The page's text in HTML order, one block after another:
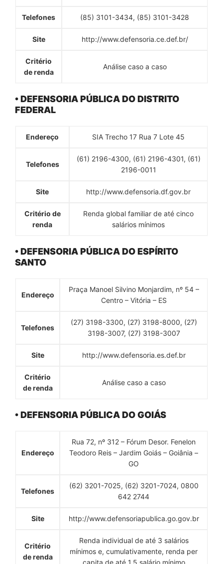
Telefones (85) 3101-3434, (85) 3101-3428
Site http://www.defensoria.ce.def.br/
Critério
de renda
Análise caso a caso
• DEFENSORIA PÚBLICA DO DISTRITO
FEDERAL
Endereço SIA Trecho 17 Rua 7 Lote 45
Telefones
(61) 2196-4300, (61) 2196-4301, (61)
2196-0011
Site http://www.defensoria.df.gov.br
Critério de
renda
Renda global familiar de até cinco
salários mínimos
• DEFENSORIA PÚBLICA DO ESPÍRITO
SANTO
Endereço
Praça Manoel Silvino Monjardim, nº 54 –
Centro – Vitória – ES
Telefones
(27) 3198-3300, (27) 3198-8000, (27)
3198-3007, (27) 3198-3007
Site http://www.defensoria.es.def.br
Critério
de renda
Análise caso a caso
• DEFENSORIA PÚBLICA DO GOIÁS
Endereço
Rua 72, nº 312 – Fórum Desor. Fenelon
Teodoro Reis – Jardim Goiás – Goiânia –
GO
Telefones
(62) 3201-7025, (62) 3201-7024, 0800
642 2744
Site http://www.defensoriapublica.go.gov.br
Critério
de renda
Renda individual de até 3 salários
mínimos e, cumulativamente, renda per
capita de até 1,5 salário mínimo